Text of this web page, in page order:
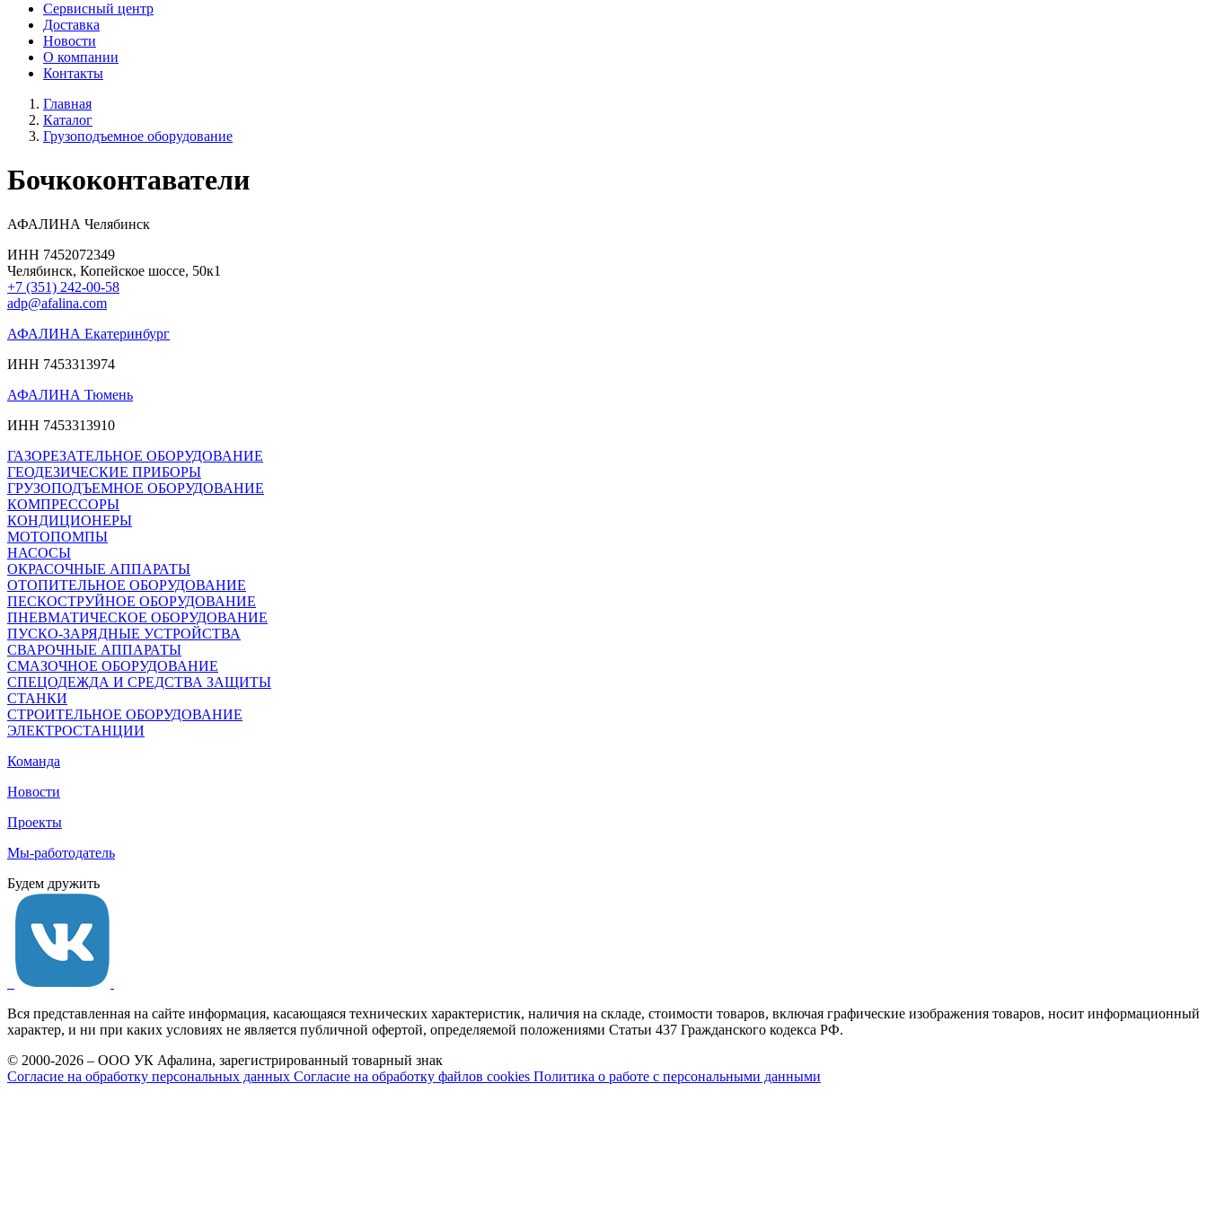
Сервисный центр
Доставка
Новости
О компании
Контакты
Главная
Каталог
Грузоподъемное оборудование
Бочкоконтаватели
АФАЛИНА Челябинск
ИНН 7452072349
Челябинск, Копейское шоссе, 50к1
+7 (351) 242-00-58
adp@afalina.com
АФАЛИНА Екатеринбург
ИНН 7453313974
АФАЛИНА Тюмень
ИНН 7453313910
ГАЗОРЕЗАТЕЛЬНОЕ ОБОРУДОВАНИЕ
ГЕОДЕЗИЧЕСКИЕ ПРИБОРЫ
ГРУЗОПОДЪЕМНОЕ ОБОРУДОВАНИЕ
КОМПРЕССОРЫ
КОНДИЦИОНЕРЫ
МОТОПОМПЫ
НАСОСЫ
ОКРАСОЧНЫЕ АППАРАТЫ
ОТОПИТЕЛЬНОЕ ОБОРУДОВАНИЕ
ПЕСКОСТРУЙНОЕ ОБОРУДОВАНИЕ
ПНЕВМАТИЧЕСКОЕ ОБОРУДОВАНИЕ
ПУСКО-ЗАРЯДНЫЕ УСТРОЙСТВА
СВАРОЧНЫЕ АППАРАТЫ
СМАЗОЧНОЕ ОБОРУДОВАНИЕ
СПЕЦОДЕЖДА И СРЕДСТВА ЗАЩИТЫ
СТАНКИ
СТРОИТЕЛЬНОЕ ОБОРУДОВАНИЕ
ЭЛЕКТРОСТАНЦИИ
Команда
Новости
Проекты
Мы-работодатель
Будем дружить
Вся представленная на сайте информация, касающаяся технических характеристик, наличия на складе, стоимости товаров, включая графические изображения товаров, носит информационный
характер, и ни при каких условиях не является публичной офертой, определяемой положениями Статьи 437 Гражданского кодекса РФ.
© 2000-2026 – ООО УК Афалина, зарегистрированный товарный знак
Согласие на обработку персональных данных Согласие на обработку файлов cookies Политика о работе с персональными данными